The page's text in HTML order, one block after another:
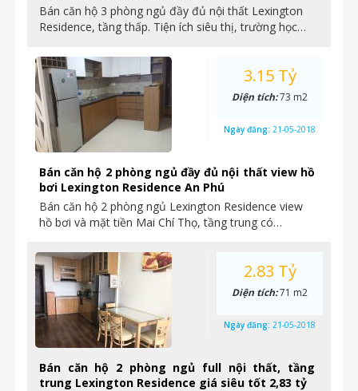
Bán căn hộ 3 phòng ngủ đầy đủ nội thất Lexington
Residence, tầng thấp. Tiện ích siêu thị, trường học…
Bán căn hộ 2 phòng ngủ đầy đủ nội thất view hồ
bơi Lexington Residence An Phú
Bán căn hộ 2 phòng ngủ Lexington Residence view
hồ bơi và mặt tiền Mai Chí Thọ, tầng trung có…
3.15 Tỷ
Diện tích:73 m2
Ngày đăng: 21-05-2018
Bán căn hộ 2 phòng ngủ full nội thất, tầng
trung Lexington Residence giá siêu tốt 2,83 tỷ
2.83 Tỷ
Diện tích:71 m2
Ngày đăng: 21-05-2018